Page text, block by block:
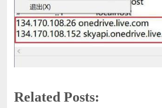
Related Posts: